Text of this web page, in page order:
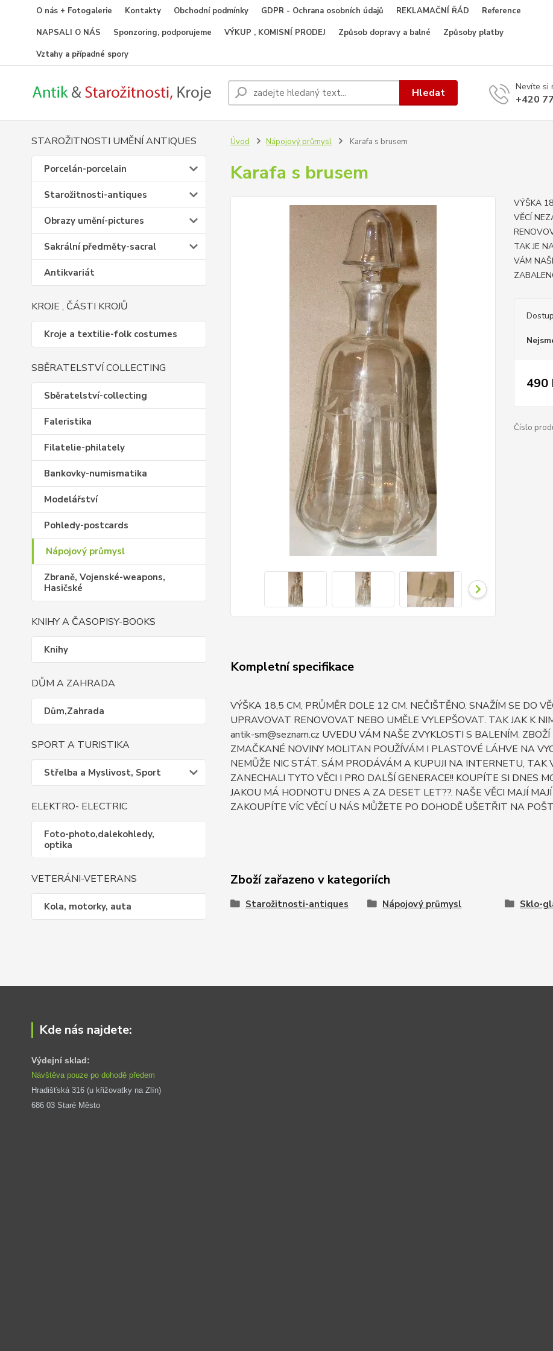
O nás + Fotogalerie Kontakty Obchodní podmínky GDPR - Ochrana osobních údajů REKLAMAČNÍ ŘÁD
Reference
NAPSALI O NÁS
Sponzoring, podporujeme VÝKUP , KOMISNÍ PRODEJ Způsob dopravy a balné
Způsoby platby
Vztahy a případné spory
Hledat Nevíte si
+420
STAROŽITNOSTI UMĚNÍ ANTIQUES
Porcelán-porcelain
Starožitnosti-antiques
Obrazy umění-pictures
Sakrální předměty-sacral
Antikvariát
KROJE , ČÁSTI KROJŮ
Kroje a textilie-folk costumes
SBĚRATELSTVÍ COLLECTING
Sběratelství-collecting
Faleristika
Filatelie-philately
Bankovky-numismatika
Modelářství
Pohledy-postcards
Nápojový průmysl
Zbraně, Vojenské-weapons,
Hasičské
KNIHY A ČASOPISY-BOOKS
Knihy
DŮM A ZAHRADA
Dům,Zahrada
SPORT A TURISTIKA
Střelba a Myslivost, Sport
ELEKTRO- ELECTRIC
Foto-photo,dalekohledy,
optika
VETERÁNI-VETERANS
Kola, motorky, auta
Úvod Nápojový průmysl Karafa s brusem
Karafa s brusem
VÝŠKA
VĚCÍ
TAK JE
VÁM
490
Číslo
Kompletní specifikace
VÝŠKA 18,5 CM, PRŮMĚR DOLE 12 CM. NEČIŠTĚNO. SNAŽÍM SE DO
UPRAVOVAT RENOVOVAT NEBO UMĚLE VYLEPŠOVAT. TAK JAK K
antik-sm@seznam.cz UVEDU VÁM NAŠE ZVYKLOSTI S BALENÍM.
ZMAČKANÉ NOVINY MOLITAN POUŽÍVÁM I PLASTOVÉ LÁHVE NA
NEMŮŽE NIC STÁT. SÁM PRODÁVÁM A KUPUJI NA INTERNETU, TAK
ZANECHALI TYTO VĚCI I PRO DALŠÍ GENERACE!! KOUPÍTE SI DNES
JAKOU MÁ HODNOTU DNES A ZA DESET LET??. NAŠE VĚCI MAJÍ
ZAKOUPÍTE VÍC VĚCÍ U NÁS MŮŽETE PO DOHODĚ UŠETŘIT NA
Zboží zařazeno v kategoriích
Starožitnosti-antiques Nápojový průmysl Sklo-
Kde nás najdete:
Výdejní sklad:
Návštěva pouze po dohodě předem
Hradišťská 316 (u křižovatky na Zlín)
686 03 Staré Město